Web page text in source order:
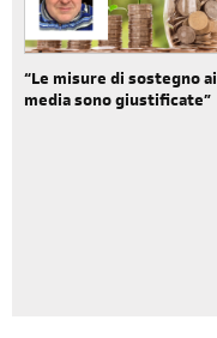
“Le misure di sostegno ai
media sono giustificate”